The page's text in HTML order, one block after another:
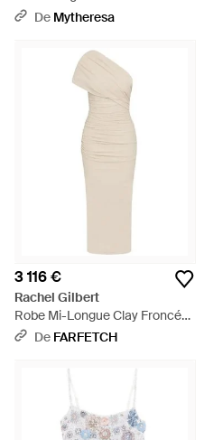
Ornements - Rose
De Mytheresa
3 116 €
Rachel Gilbert
Robe Mi-Longue Clay Froncée
À Design À Une Manche - Blanc
De FARFETCH